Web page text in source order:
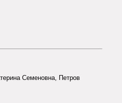
Семеновна, Петров